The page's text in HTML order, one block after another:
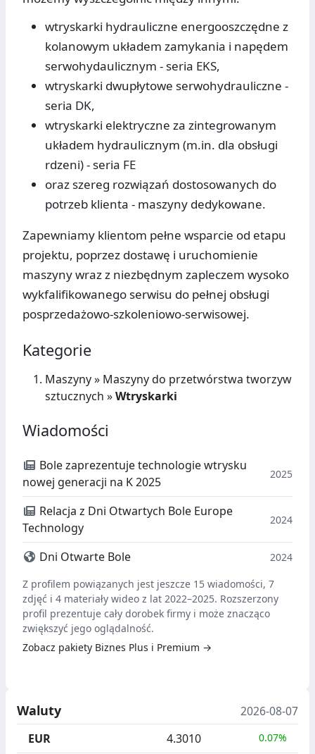
wtryskarki hydrauliczne energooszczędne z
kolanowym układem zamykania i napędem
serwohydaulicznym - seria EKS,
wtryskarki dwupłytowe serwohydrauliczne -
seria DK,
wtryskarki elektryczne za zintegrowanym
układem hydraulicznym (m.in. dla obsługi
rdzeni) - seria FE
oraz szereg rozwiązań dostosowanych do
potrzeb klienta - maszyny dedykowane.
Zapewniamy klientom pełne wsparcie od etapu
projektu, poprzez dostawę i uruchomienie
maszyny wraz z niezbędnym zapleczem wysoko
wykfalifikowanego serwisu do pełnej obsługi
posprzedażowo-szkoleniowo-serwisowej.
Kategorie
Maszyny» Maszyny do przetwórstwa tworzyw
sztucznych »Wtryskarki
Wiadomości
Bole zaprezentuje technologie wtrysku
nowej generacji na K 2025
2025
Relacja z Dni Otwartych Bole Europe
Technology
2024
Dni Otwarte Bole 2024
Z profilem powiązanych jest jeszcze 15 wiadomości, 7
zdjęć i 4 materiały wideo z lat 2022–2025. Rozszerzony
profil prezentuje cały dorobek firmy i może znacząco
zwiększyć jego oglądalność.
Zobacz pakiety Biznes Plus i Premium →
Waluty
2026-08-07
EUR
4.3010 0.07%